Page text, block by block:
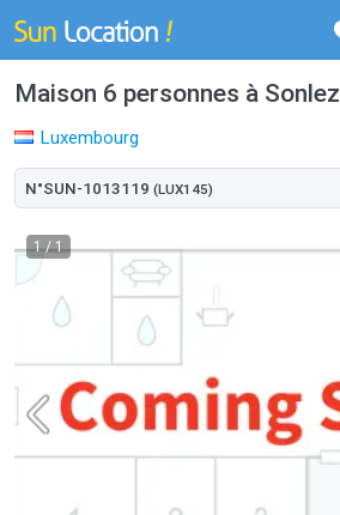
Maison 6 personnes à Sonlez
Luxembourg
N°SUN-1013119 (LUX145)
1/ 1